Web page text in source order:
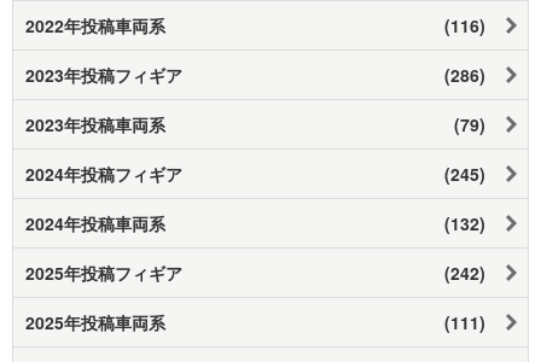
2022年投稿車両系 (116)
2023年投稿フィギア (286)
2023年投稿車両系 (79)
2024年投稿フィギア (245)
2024年投稿車両系 (132)
2025年投稿フィギア (242)
2025年投稿車両系 (111)